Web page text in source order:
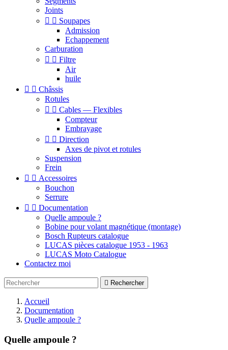
Joints
  Soupapes
Admission
Echappement
Carburation
  Filtre
Air
huile
  Châssis
Rotules
  Cables — Flexibles
Compteur
Embrayage
  Direction
Axes de pivot et rotules
Suspension
Frein
  Accessoires
Bouchon
Serrure
  Documentation
Quelle ampoule ?
Bobine pour volant magnétique (montage)
Bosch Rupteurs catalogue
LUCAS pièces catalogue 1953 - 1963
LUCAS Moto Catalogue
Contactez moi
 Rechercher
Accueil
Documentation
Quelle ampoule ?
Quelle ampoule ?